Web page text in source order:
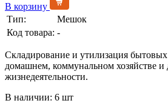
В корзину
Тип:
Мешок
Код товара: -
Складирование и утилизация
домашнем, коммунальном хозяйстве и
жизнедеятельности.
В наличии: 6 шт